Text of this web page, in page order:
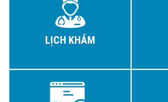
LỊCH KHÁM